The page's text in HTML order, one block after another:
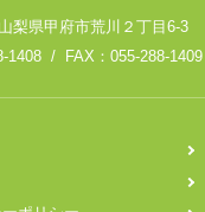
梨県甲府市荒川２丁目6-3
1408 / FAX：055-288-1409